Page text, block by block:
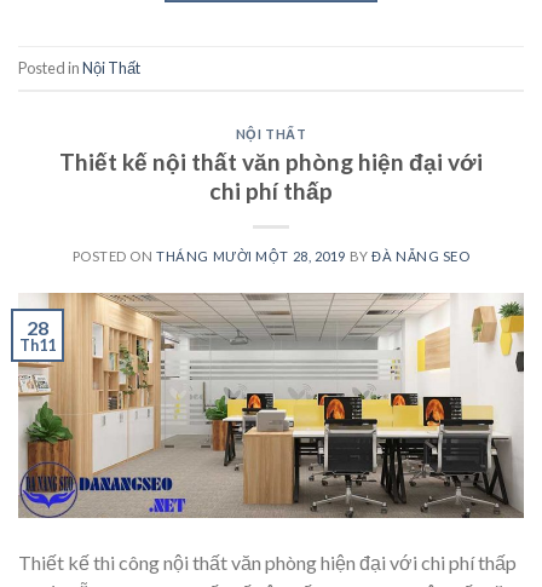
Posted inNội Thất
NỘI THẤT
Thiết kế nội thất văn phòng hiện đại với
chi phí thấp
POSTED ONTHÁNG MƯỜI MỘT 28, 2019 BYĐÀ NẴNG SEO
28
Th11
Thiết kế thi công nội thất văn phòng hiện đại với chi phí thấp